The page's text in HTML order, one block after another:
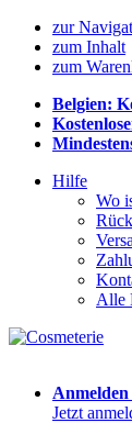
zur
zum Inhalt
zum
Belgien:
Hilfe
Wo
Alle
Anmelden
Jetzt